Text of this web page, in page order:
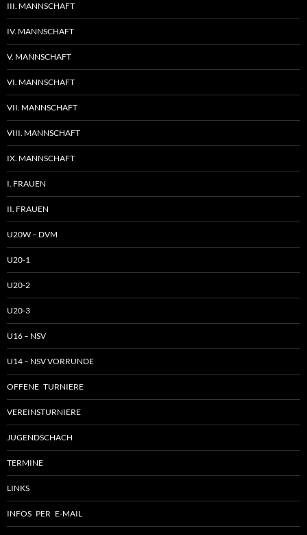
III. MANNSCHAFT
IV. MANNSCHAFT
V. MANNSCHAFT
VI. MANNSCHAFT
VII. MANNSCHAFT
VIII. MANNSCHAFT
IX. MANNSCHAFT
I. FRAUEN
II. FRAUEN
U20W – DVM
U20-1
U20-2
U20-3
U16 – NSV
U14 – NSV VORRUNDE
OFFENE TURNIERE
VEREINSTURNIERE
JUGENDSCHACH
TERMINE
LINKS
INFOS PER E-MAIL